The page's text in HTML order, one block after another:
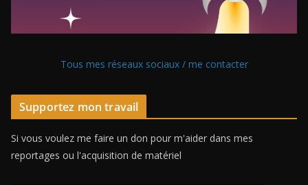
Tous mes réseaux sociaux / me contacter
Supportez mon travail
Si vous voulez me faire un don pour m'aider dans mes
reportages ou l'acquisition de matériel